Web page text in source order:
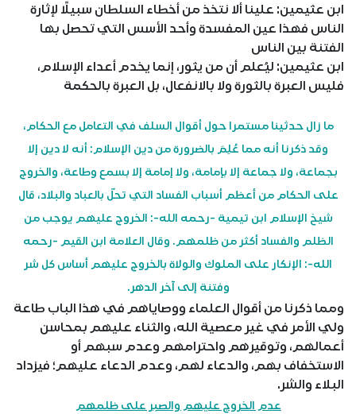
ابن عثيمين: علينا ألا نتخذ من أخطاء السلطان سبيلًا لإثارة
الناس فهذا عين المفسدة وأحد الأسس التي تحصل بها
الفتنة بين الناس
ابن عثيمين: ليُعلم أن من يثور، إنما يخدم أعداء الإسلام،
فليس العبرة بالثورة ولا بالانفعال، بل العبرة بالحكمة
ما زال حدثينا مستمرا حول أقوال السلف في التعامل مع الحكام،
وقد ذكرنا أنه مما عُلِمَ بالضرورة من دين الإسلام: أنه لا دين إلا
بجماعة، ولا جماعة إلا بإمامة، ولا إمامة إلا بسمع وطاعة، والخروج
على الحكام من أعظم أسباب الفساد التي تحلّ بالعباد والبلاد، قال
شيخ الإسلام ابن تيمية -رحمه الله-: الخروج عليهم يوجب من
الظلم والفساد أكثر من ظلمهم. وقال العلامة ابن القيم -رحمه
الله-: الإنكار على الملوك والولاة بالخروج عليهم أساس كل شر
وفتنة إلى آخر الدهر.
ومما ذكرنا من أقوال العلماء ووصاياهم في هذا الباب طاعة
ولي الأمر في غير معصية الله، والثناء عليهم بمحاسن
أعمالهم، وتوقيرهم واحترامهم وعدم سبهم أو
الاستخفاف بهم، والدعاء لهم، وعدم الدعاء عليهم؛ فيزداد
البلاء والشر.
عدم الخروج عليهم والصبر على ظلمهم